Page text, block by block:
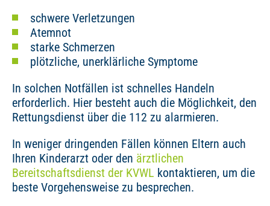
schwere Verletzungen
Atemnot
starke Schmerzen
plötzliche, unerklärliche Symptome
In solchen Notfällen ist schnelles Handeln
erforderlich. Hier besteht auch die Möglichkeit, den
Rettungsdienst über die 112 zu alarmieren.
In weniger dringenden Fällen können Eltern auch
Ihren Kinderarzt oder den ärztlichen
Bereitschaftsdienst der KVWL kontaktieren, um die
beste Vorgehensweise zu besprechen.